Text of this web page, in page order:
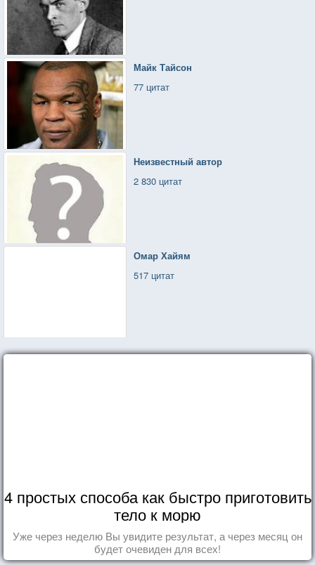
Майк Тайсон
77 цитат
Неизвестный автор
2 830 цитат
Омар Хайям
517 цитат
4 простых способа как быстро приготовить
тело к морю
Уже через неделю Вы увидите результат, а через месяц он
будет очевиден для всех!